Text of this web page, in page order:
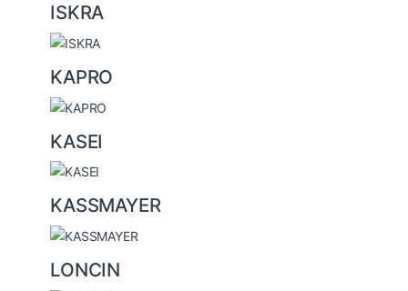
ISKRA
KAPRO
KASEI
KASSMAYER
LONCIN